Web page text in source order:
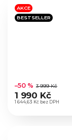
hvězdiček.
AKCE
BESTSELLER
hodnocení
produktu
je
1 644,63 Kč bez DPH
–50 % 3 999 Kč
1 990 Kč